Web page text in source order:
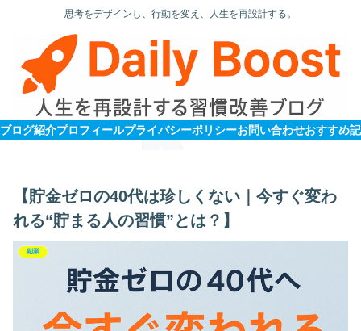
思考をデザインし、行動を変え、人生を再設計する。
ブログ紹介プロフィールプライバシーポリシーお問い合わせ
【貯金ゼロの40代は珍しくない｜今すぐ変わ
れる“貯まる人の習慣”とは？】
副業